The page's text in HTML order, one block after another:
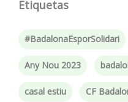
Etiquetas
#BadalonaEsporSolidari
Any Nou 2023
casal estiu CF